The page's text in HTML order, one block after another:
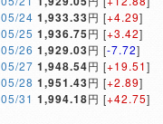
05/24 1,933.33円 [+4.29]
05/25 1,936.75円 [+3.42]
05/26 1,929.03円 [-7.72]
05/27 1,948.54円 [+19.51]
05/28 1,951.43円 [+2.89]
05/31 1,994.18円 [+42.75]